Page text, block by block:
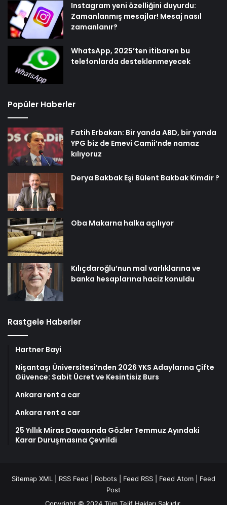
Instagram yeni özelliğini duyurdu:
Zamanlanmış mesajlar! Mesaj nasıl
zamanlanır?
WhatsApp, 2025’ten itibaren bu
telefonlarda desteklenmeyecek
Popüler Haberler
Fatih Erbakan: Bir yanda ABD, bir yanda
YPG biz de Emevi Camii’nde namaz
kılıyoruz
Derya Bakbak Eşi Bülent Bakbak Kimdir ?
Oba Makarna halka açılıyor
Kılıçdaroğlu’nun mal varlıklarına ve
banka hesaplarına haciz konuldu
Rastgele Haberler
Hartner Bayi
Nişantaşı Üniversitesi’nden 2026 YKS Adaylarına Çifte
Güvence: Sabit Ücret ve Kesintisiz Burs
Ankara rent a car
Ankara rent a car
25 Yıllık Miras Davasında Gözler Temmuz Ayındaki
Karar Duruşmasına Çevrildi
Sitemap XML RSS Feed Robots Feed RSS Feed Atom
Feed
Post